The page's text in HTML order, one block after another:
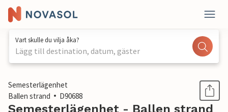
Vart skulle du vilja åka?
Lägg till destination, datum, gäster
1 / 14
Semesterlägenhet
Ballen strand
D90688
Semesterlägenhet - Ballen strand